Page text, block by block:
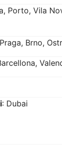
Porto, Vila
Praga, Brno,
: Dubai